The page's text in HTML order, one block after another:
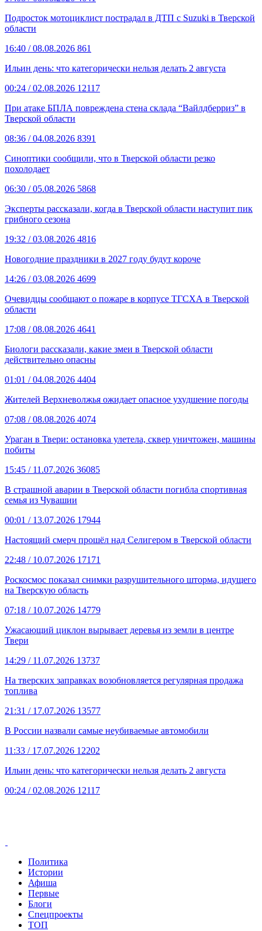
Подросток мотоциклист пострадал в ДТП с Suzuki в Тверской
области
16:40 / 08.08.2026 861
Ильин день: что категорически нельзя делать 2 августа
00:24 / 02.08.2026 12117
При атаке БПЛА повреждена стена склада “Вайлдберриз” в
Тверской области
08:36 / 04.08.2026 8391
Синоптики сообщили, что в Тверской области резко
похолодает
06:30 / 05.08.2026 5868
Эксперты рассказали, когда в Тверской области наступит пик
грибного сезона
19:32 / 03.08.2026 4816
Новогодние праздники в 2027 году будут короче
14:26 / 03.08.2026 4699
Очевидцы сообщают о пожаре в корпусе ТГСХА в Тверской
области
17:08 / 08.08.2026 4641
Биологи рассказали, какие змеи в Тверской области
действительно опасны
01:01 / 04.08.2026 4404
Жителей Верхневолжья ожидает опасное ухудшение погоды
07:08 / 08.08.2026 4074
Ураган в Твери: остановка улетела, сквер уничтожен, машины
побиты
15:45 / 11.07.2026 36085
В страшной аварии в Тверской области погибла спортивная
семья из Чувашии
00:01 / 13.07.2026 17944
Настоящий смерч прошёл над Селигером в Тверской области
22:48 / 10.07.2026 17171
Роскосмос показал снимки разрушительного шторма, идущего
на Тверскую область
07:18 / 10.07.2026 14779
Ужасающий циклон вырывает деревья из земли в центре
Твери
14:29 / 11.07.2026 13737
На тверских заправках возобновляется регулярная продажа
топлива
21:31 / 17.07.2026 13577
В России назвали самые неубиваемые автомобили
11:33 / 17.07.2026 12202
Ильин день: что категорически нельзя делать 2 августа
00:24 / 02.08.2026 12117
Политика
Истории
Афиша
Первые
Блоги
Спецпроекты
ТОП